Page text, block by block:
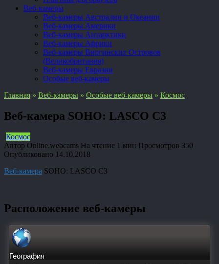
Веб-камеры
Веб-камеры Австралии и Океании
Веб-камеры Америки
Веб-камеры Антарктики
Веб-камеры Африки
Веб-камеры Виргинских Островов
(Великобритания)
Веб-камеры Евразии
Особые веб-камеры
Главная » Веб-камеры » Особые веб-камеры » Космос
Веб-камера SOHO: LASCO C3
Космос
Автор Online.webcams На чтение 1 мин Просмотров 350
Опубликовано 14.10.2018
Веб-камера SOHO: LASCO C3
Расположение веб-камеры
География